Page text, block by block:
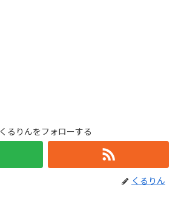
くるりんをフォローする
くるりん